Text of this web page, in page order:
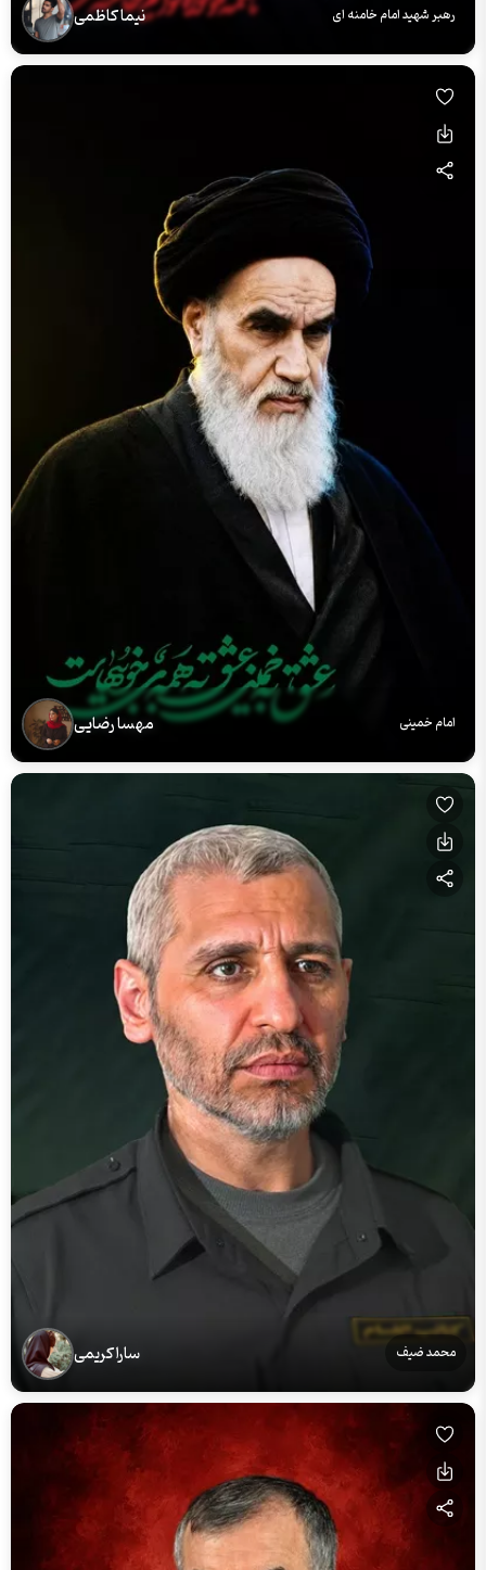
رهبر شهید امام خامنه ای نیما کاظمی
امام خمینی مهسا رضایی
محمد ضیف سارا کریمی